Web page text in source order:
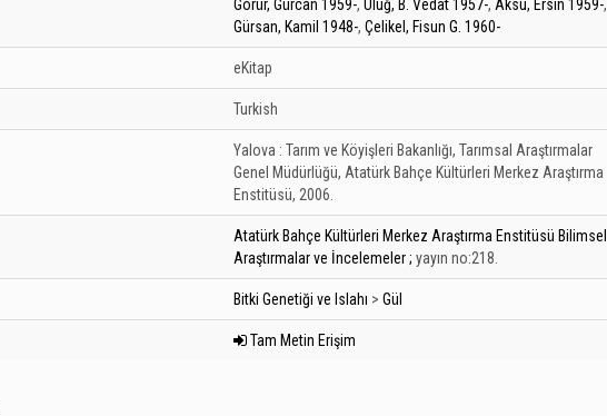
Görür, Gürcan 1959-, Uluğ, B. Vedat 1957-, Aksu, Ersin 1959-,
Gürsan, Kamil 1948-, Çelikel, Fisun G. 1960-
eKitap
Turkish
Yalova : Tarım ve Köyişleri Bakanlığı, Tarımsal Araştırmalar
Genel Müdürlüğü, Atatürk Bahçe Kültürleri Merkez Araştırma
Enstitüsü, 2006.
Atatürk Bahçe Kültürleri Merkez Araştırma Enstitüsü Bilimsel
Araştırmalar ve İncelemeler ; yayın no:218.
Bitki Genetiği ve Islahı > Gül
Tam Metin Erişim